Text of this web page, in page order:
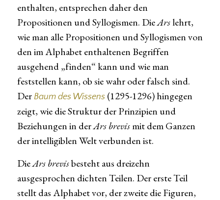
enthalten, entsprechen daher den
Propositionen und Syllogismen. DieArslehrt,
wie man alle Propositionen und Syllogismen von
den im Alphabet enthaltenen Begriffen
ausgehend „finden“ kann und wie man
feststellen kann, ob sie wahr oder falsch sind.
Der Baum des Wissens (1295-1296) hingegen
zeigt, wie die Struktur der Prinzipien und
Beziehungen in derArs brevismit dem Ganzen
der intelligiblen Welt verbunden ist.
DieArs brevisbesteht aus dreizehn
ausgesprochen dichten Teilen. Der erste Teil
stellt das Alphabet vor, der zweite die Figuren,